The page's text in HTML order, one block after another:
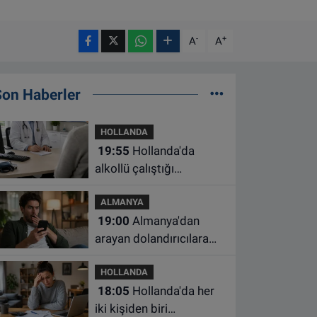
A- A+
Haberler
HOLLANDA
19:55
alkollü çalıştığı
çalışma yasağı
ALMANYA
19:00
arayan dolandırıcılara
HOLLANDA
18:05
iki kişiden biri